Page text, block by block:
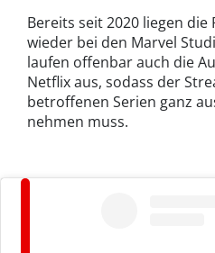
Bereits seit 2020 liegen die
wieder bei den Marvel
laufen offenbar auch die
Netflix aus, sodass der
betroffenen Serien ganz
nehmen muss.